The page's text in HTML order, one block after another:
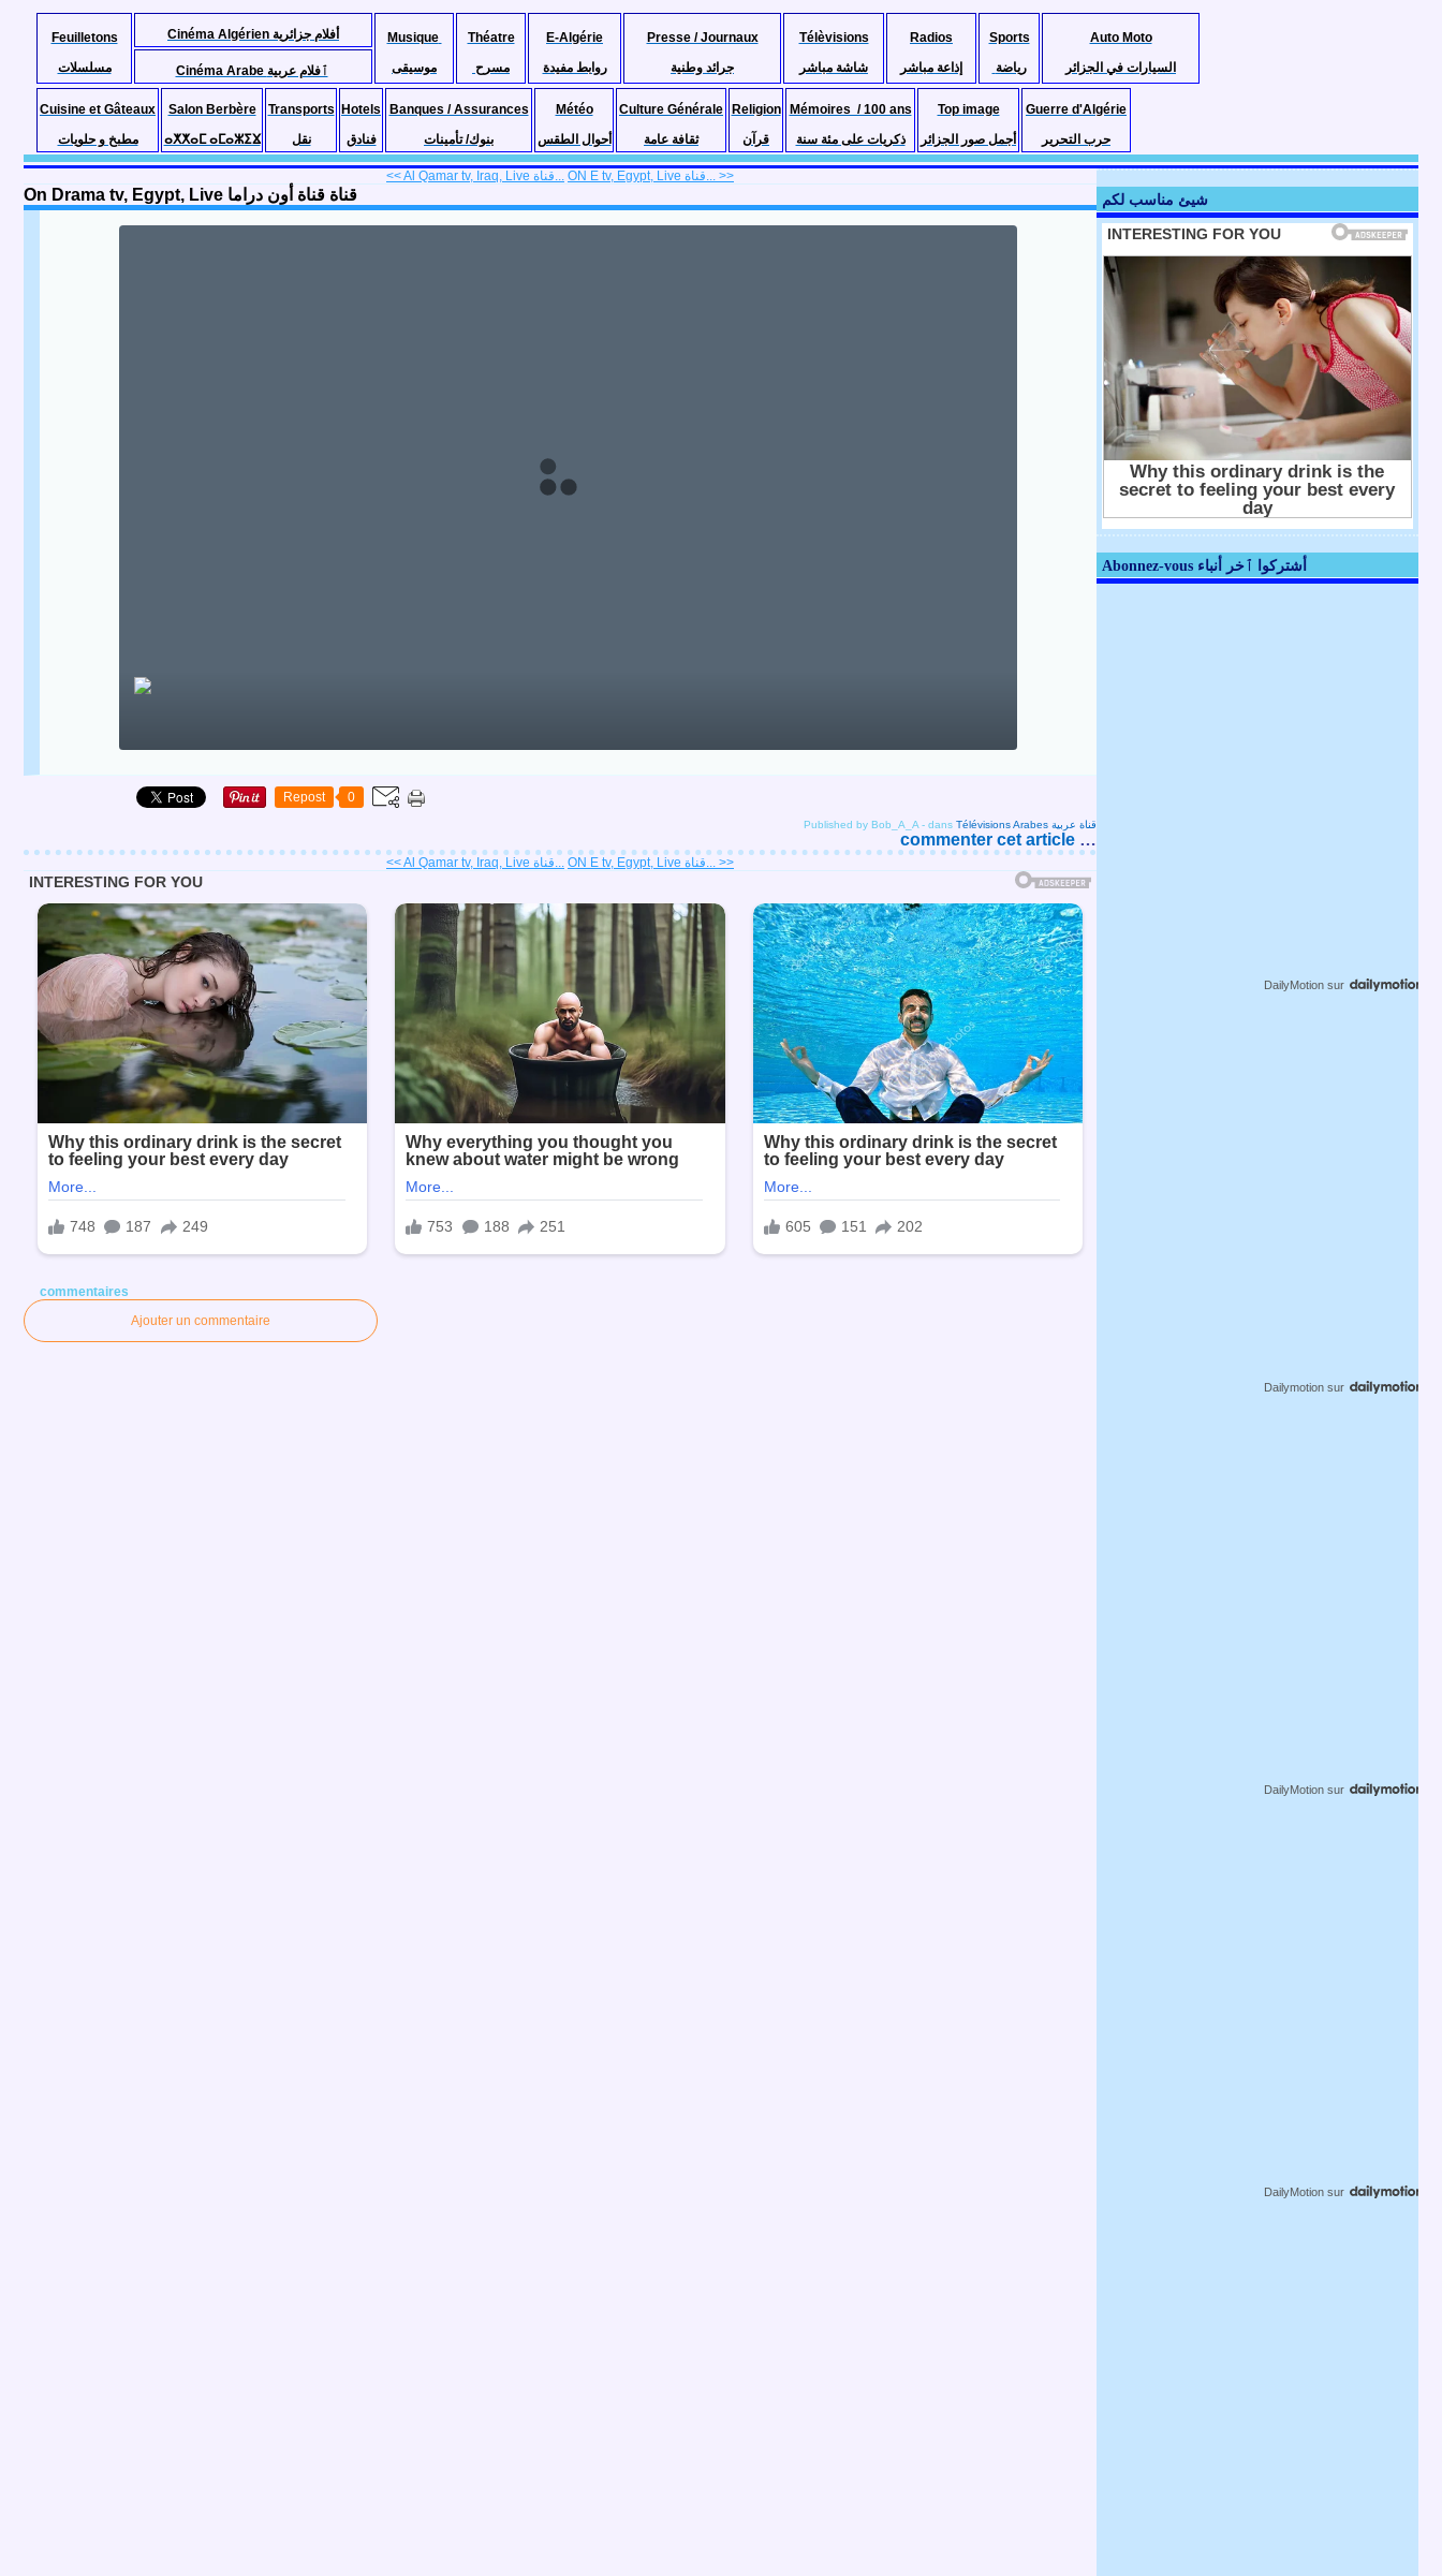
Feuilletons
مسلسلات
Cinéma Algérien أفلام جزائرية
Musique
موسيقى
Théatre
مسرح
E-Algérie
روابط مفيدة
Presse / Journaux
جرائد وطنية
Télèvisions
شاشة مباشر
Radios
إذاعة مباشر
Sports
رياضة
Auto Moto
السيارات في الجزائر
Cinéma Arabe ٱفلام عربية
Cuisine et Gâteaux
مطبخ و حلويات
Salon Berbère
ⴰⵅⵅⴰⵎ ⴰⵎⴰⵣⵉⴴ
Transports
نقل
Hotels
فنادق
Banques / Assurances
بنوك/ تأمينات
Météo
أحوال الطقس
Culture Générale
ثقافة عامة
Religion
قرآن
Mémoires / 100 ans
ذكريات على مئة سنة
Top image
أجمل صور الجزائر
Guerre d'Algérie
حرب التحرير
<< Al Qamar tv, Iraq, Live قناة... ON E tv, Egypt, Live قناة... >>
On Drama tv, Egypt, Live قناة قناة أون دراما
Repost 0
Published by Bob_A_A - dans Télévisions Arabes قناة عربية
commenter cet article …
<< Al Qamar tv, Iraq, Live قناة... ON E tv, Egypt, Live قناة... >>
commentaires
Ajouter un commentaire
شيئ مناسب لكم
Abonnez-vous أشتركوا ٱخر أنباء
DailyMotion sur
Dailymotion sur
DailyMotion sur
DailyMotion sur